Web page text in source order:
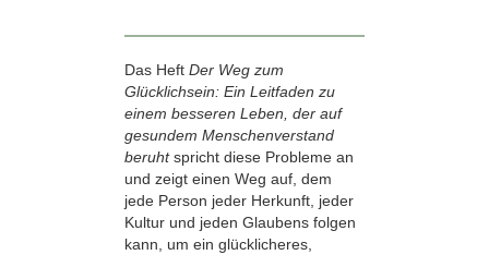
Das Heft Der Weg zum
Glücklichsein: Ein Leitfaden zu
einem besseren Leben, der auf
gesundem Menschenverstand
beruhtspricht diese Probleme an
und zeigt einen Weg auf, dem
jede Person jeder Herkunft, jeder
Kultur und jeden Glaubens folgen
kann, um ein glücklicheres,